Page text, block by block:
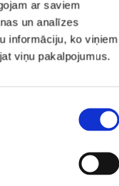
ar saviem
un analīzes
informāciju, ko viņiem
viņu pakalpojumus.